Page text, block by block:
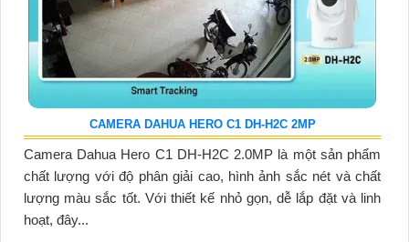
CAMERA DAHUA HERO C1 DH-H2C 2MP
Camera Dahua Hero C1 DH-H2C 2.0MP là một sản phẩm
chất lượng với độ phân giải cao, hình ảnh sắc nét và chất
lượng màu sắc tốt. Với thiết kế nhỏ gọn, dễ lắp đặt và linh
hoạt, đây...